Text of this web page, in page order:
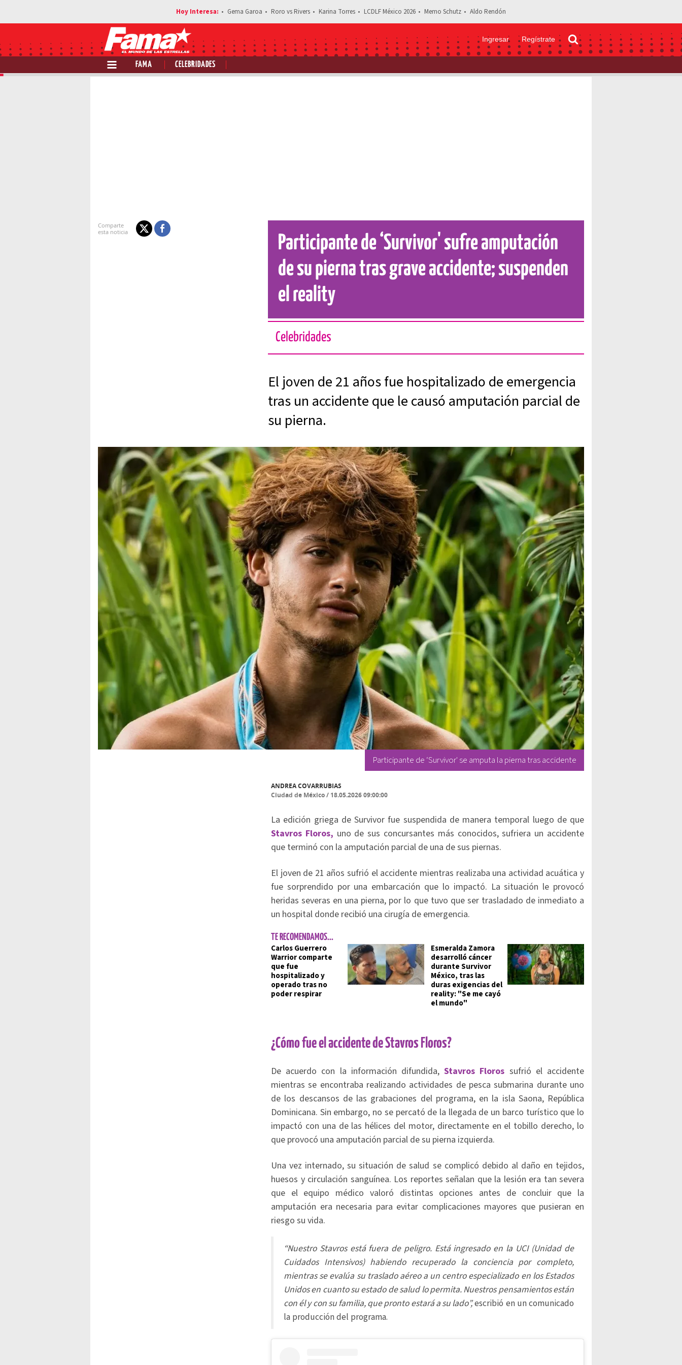
Gema Garoa Roro vs Rivers Karina Torres LCDLF México 2026 Memo Schutz Aldo Rendón
Ingresar Regístrate
FAMA CELEBRIDADES
Estás leyendo: Participante de ‘Survivor' sufre amputación de su pierna tras grave accidente; suspenden el reality
Participante de ‘Survivor' sufre amputación
de su pierna tras grave accidente; suspenden
el reality
Celebridades
El joven de 21 años fue hospitalizado de emergencia
tras un accidente que le causó amputación parcial de
su pierna.
Participante de ‘Survivor' se amputa la pierna tras accidente
ANDREA COVARRUBIAS
Ciudad de México/ 18.05.2026 09:00:00
La edición griega de Survivor fue suspendida de manera temporal luego de que
Stavros Floros, uno de sus concursantes más conocidos, sufriera un accidente
que terminó con la amputación parcial de una de sus piernas.
El joven de 21 años sufrió el accidente mientras realizaba una actividad acuática y
fue sorprendido por una embarcación que lo impactó. La situación le provocó
heridas severas en una pierna, por lo que tuvo que ser trasladado de inmediato a
un hospital donde recibió una cirugía de emergencia.
TE RECOMENDAMOS...
Carlos Guerrero
Warrior comparte
que fue
hospitalizado y
operado tras no
poder respirar
Esmeralda Zamora
desarrolló cáncer
durante Survivor
México, tras las
duras exigencias del
reality: "Se me cayó
el mundo"
¿Cómo fue el accidente de Stavros Floros?
De acuerdo con la información difundida,Stavros Floros sufrió el accidente
mientras se encontraba realizando actividades de pesca submarina durante uno
de los descansos de las grabaciones del programa, en la isla Saona, República
Dominicana. Sin embargo, no se percató de la llegada de un barco turístico que lo
impactó con una de las hélices del motor, directamente en el tobillo derecho, lo
que provocó una amputación parcial de su pierna izquierda.
Una vez internado, su situación de salud se complicó debido al daño en tejidos,
huesos y circulación sanguínea. Los reportes señalan que la lesión era tan severa
que el equipo médico valoró distintas opciones antes de concluir que la
amputación era necesaria para evitar complicaciones mayores que pusieran en
riesgo su vida.
“Nuestro Stavros está fuera de peligro. Está ingresado en la UCI (Unidad de
Cuidados Intensivos) habiendo recuperado la conciencia por completo,
mientras se evalúa su traslado aéreo a un centro especializado en los Estados
Unidos en cuanto su estado de salud lo permita. Nuestros pensamientos están
con él y con su familia, que pronto estará a su lado”,escribió en un comunicado
la producción del programa.